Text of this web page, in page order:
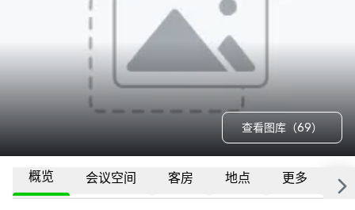
查看图库（69）
概览 会议空间 客房 地点 更多 常